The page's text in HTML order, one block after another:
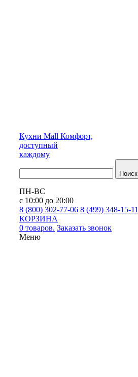
Кухни Mall Комфорт,
доступный
каждому
Поиск
ПН-ВС
с 10:00 до 20:00
8 (800) 302-77-06 8 (499) 348-15-11
КОРЗИНА
0 товаров. Заказать звонок
Меню